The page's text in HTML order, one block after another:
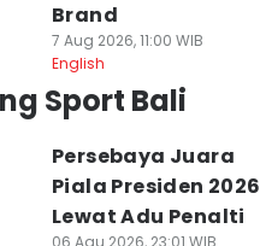
Brand
7 Aug 2026, 11:00 WIB
English
Sport Bali
Persebaya Juara
Piala Presiden 2026
Lewat Adu Penalti
06 Agu 2026, 23:01 WIB